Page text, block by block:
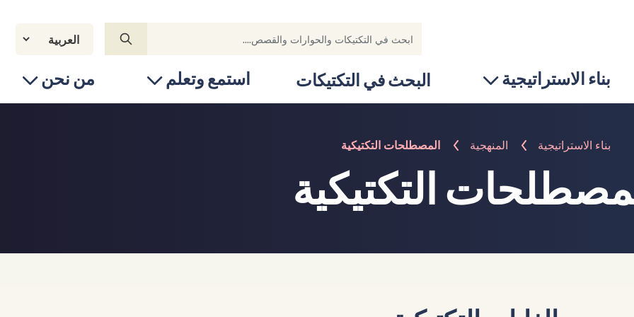
بناء الاستراتيجية البحث في التكتيكات استمع وتعلم من نحن
بناء الاستراتيجية المنهجية المصطلحات التكتيكية
التكتيكية